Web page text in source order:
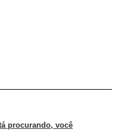
procurando, você